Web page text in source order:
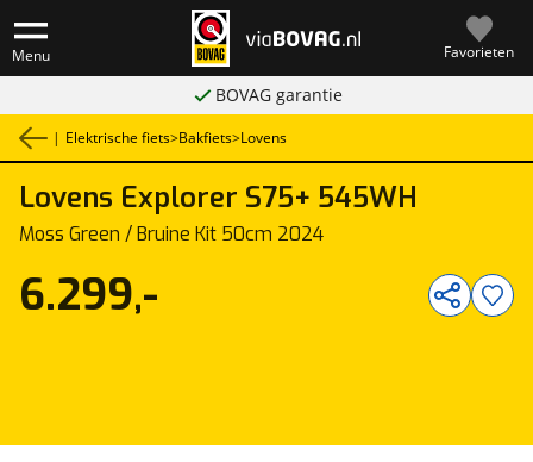
Menu Favorieten
BOVAG garantie
| Elektrische fiets>Bakfiets>Lovens
Lovens Explorer S75+ 545WH
Moss Green / Bruine Kit 50cm 2024
6.299,-